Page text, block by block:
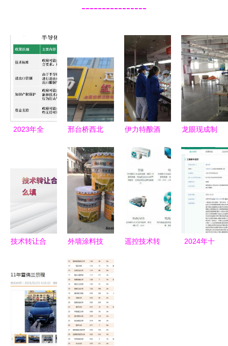
----------------
2023年全
前景 技术
驱动力
邢台桥西北
本商铺出租
开启创业与
商铺优化的
新机遇
伊力特酿酒
办巾帼建功
技能大比武
广
龙眼现成制
转让，设施
完善、经营
门槛降低
技术转让合
税条件的填
写方法与注
意事项
外墙涂料技
与推广 开
启绿色建筑
新篇章
遥控技术转
2024年十